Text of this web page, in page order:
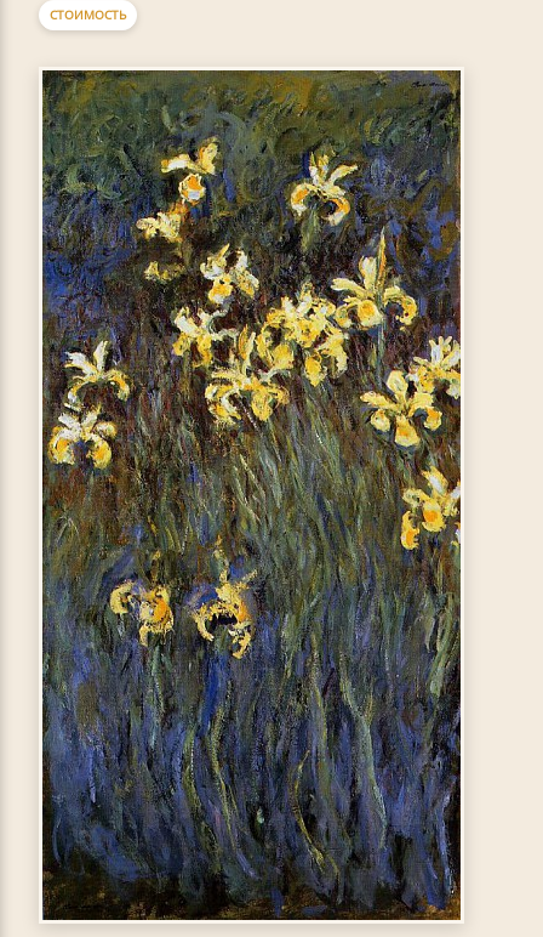
СТОИМОСТЬ